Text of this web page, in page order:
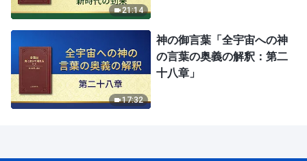
21:14
17:32
神の御言葉「全宇宙への神
の言葉の奥義の解釈：第二
十八章」